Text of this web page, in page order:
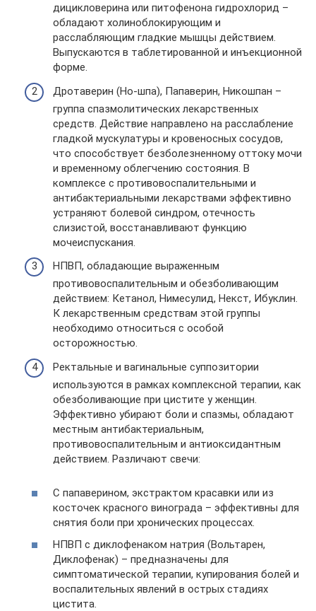
дицикловерина или питофенона гидрохлорид –
обладают холиноблокирующим и
расслабляющим гладкие мышцы действием.
Выпускаются в таблетированной и инъекционной
форме.
Дротаверин (Но-шпа), Папаверин, Никошпан –
группа спазмолитических лекарственных
средств. Действие направлено на расслабление
гладкой мускулатуры и кровеносных сосудов,
что способствует безболезненному оттоку мочи
и временному облегчению состояния. В
комплексе с противовоспалительными и
антибактериальными лекарствами эффективно
устраняют болевой синдром, отечность
слизистой, восстанавливают функцию
мочеиспускания.
НПВП, обладающие выраженным
противовоспалительным и обезболивающим
действием: Кетанол, Нимесулид, Некст, Ибуклин.
К лекарственным средствам этой группы
необходимо относиться с особой
осторожностью.
Ректальные и вагинальные суппозитории
используются в рамках комплексной терапии, как
обезболивающие при цистите у женщин.
Эффективно убирают боли и спазмы, обладают
местным антибактериальным,
противовоспалительным и антиоксидантным
действием. Различают свечи:
С папаверином, экстрактом красавки или из
косточек красного винограда – эффективны для
снятия боли при хронических процессах.
НПВП с диклофенаком натрия (Вольтарен,
Диклофенак) – предназначены для
симптоматической терапии, купирования болей и
воспалительных явлений в острых стадиях
цистита.